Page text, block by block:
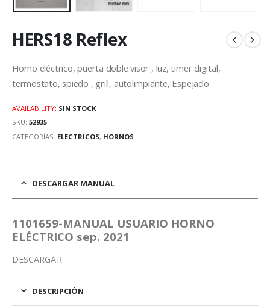
HERS18 Reflex
Horno eléctrico, puerta doble visor , luz, timer digital,
termostato, spiedo , grill, autolimpiante, Espejado
AVAILABILITY: SIN STOCK
SKU: 52935
CATEGORÍAS: ELECTRICOS, HORNOS
DESCARGAR MANUAL
1101659-MANUAL USUARIO HORNO
ELÉCTRICO sep. 2021
DESCARGAR
DESCRIPCIÓN